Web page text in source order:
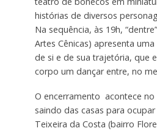
histórias de diversos
Na sequência, às 19h,
Artes Cênicas) apresenta
de si e de sua trajetória, que
corpo um dançar entre, no
O encerramento acontece no
saindo das casas para
Teixeira da Costa (bairro